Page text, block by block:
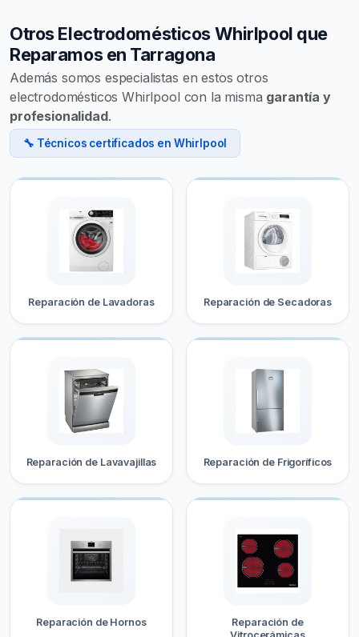
Otros Electrodomésticos Whirlpool que
Reparamos en Tarragona
Además somos especialistas en estos otros
electrodomésticos Whirlpool con la misma garantía y
profesionalidad.
🔧 Técnicos certificados en Whirlpool
Reparación de Lavadoras Reparación de Secadoras
Reparación de Lavavajillas Reparación de Frigoríficos
Reparación de Hornos
Reparación de
Vitrocerámicas